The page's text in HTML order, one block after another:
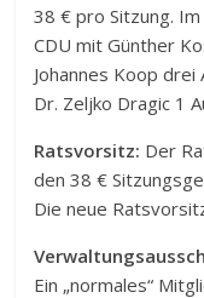
38 € pro Sitzung.
CDU mit Günther
Johannes Koop
Dr. Zeljko Dragic 1
Ratsvorsitz: Der
den 38 €
Die neue
Ein „normales“